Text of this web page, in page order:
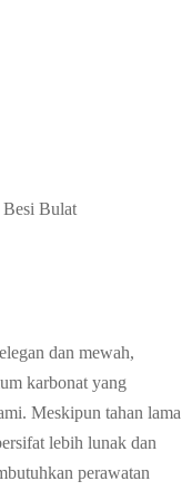
Bulat
dan mewah,
karbonat yang
Meskipun tahan lama
lebih lunak dan
perawatan